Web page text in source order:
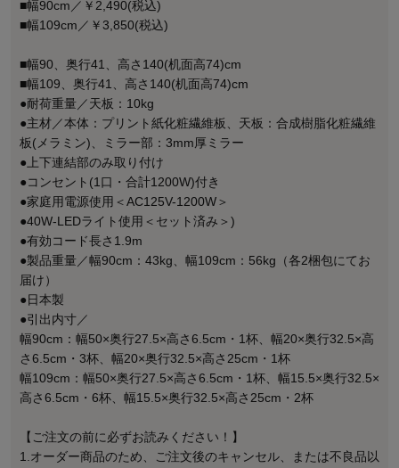
■幅90cm／￥2,490(税込)
■幅109cm／￥3,850(税込)
■幅90、奥行41、高さ140(机面高74)cm
■幅109、奥行41、高さ140(机面高74)cm
●耐荷重量／天板：10kg
●主材／本体：プリント紙化粧繊維板、天板：合成樹脂化粧繊維
板(メラミン)、ミラー部：3mm厚ミラー
●上下連結部のみ取り付け
●コンセント(1口・合計1200W)付き
●家庭用電源使用＜AC125V-1200W＞
●40W-LEDライト使用＜セット済み＞)
●有効コード長さ1.9m
●製品重量／幅90cm：43kg、幅109cm：56kg（各2梱包にてお
届け）
●日本製
●引出内寸／
幅90cm：幅50×奥行27.5×高さ6.5cm・1杯、幅20×奥行32.5×高
さ6.5cm・3杯、幅20×奥行32.5×高さ25cm・1杯
幅109cm：幅50×奥行27.5×高さ6.5cm・1杯、幅15.5×奥行32.5×
高さ6.5cm・6杯、幅15.5×奥行32.5×高さ25cm・2杯
【ご注文の前に必ずお読みください！】
1.オーダー商品のため、ご注文後のキャンセル、または不良品以